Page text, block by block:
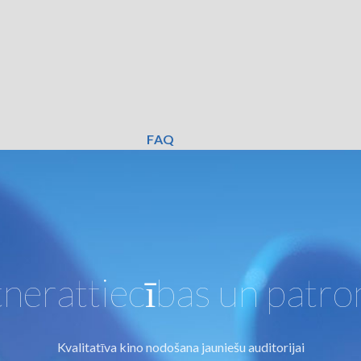
FAQ
un
Kvalitatīva kino nodošana jauniešu auditorijai